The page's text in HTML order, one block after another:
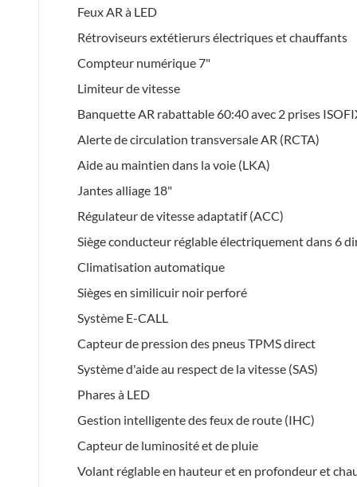
Feux AR à LED
Rétroviseurs extétierurs électriques et chauffants
Compteur numérique 7"
Limiteur de vitesse
Banquette AR rabattable 60:40 avec 2 prises
Alerte de circulation transversale AR (RCTA)
Aide au maintien dans la voie (LKA)
Jantes alliage 18"
Régulateur de vitesse adaptatif (ACC)
Siège conducteur réglable électriquement dans 6
Climatisation automatique
Sièges en similicuir noir perforé
Système E-CALL
Capteur de pression des pneus TPMS direct
Système d'aide au respect de la vitesse (SAS)
Phares à LED
Gestion intelligente des feux de route (IHC)
Capteur de luminosité et de pluie
Volant réglable en hauteur et en profondeur et